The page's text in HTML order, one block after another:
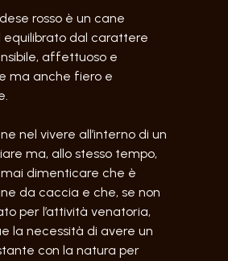
rosso è un cane
dal carattere
affettuoso e
ma anche fiero e
nel vivere all’interno di un
ma, allo stesso tempo,
dimenticare che è
da caccia e che, se non
per l’attività venatoria,
la necessità di avere un
con la natura per